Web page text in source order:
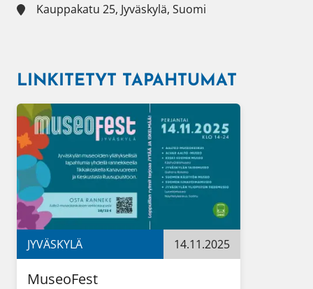
Kauppakatu 25, Jyväskylä, Suomi
LINKITETYT TAPAHTUMAT
JYVÄSKYLÄ 14.11.2025
MuseoFest